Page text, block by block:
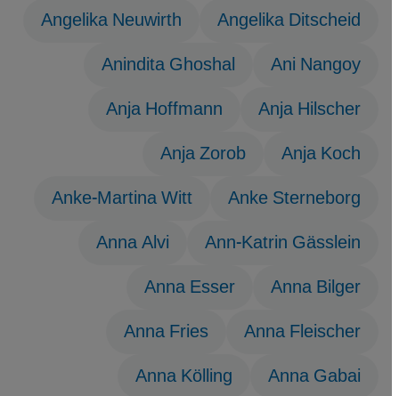
Angelika Ditscheid
Angelika Neuwirth
Ani Nangoy
Anindita Ghoshal
Anja Hilscher
Anja Hoffmann
Anja Koch
Anja Zorob
Anke Sterneborg
Anke-Martina Witt
Ann-Katrin Gässlein
Anna Alvi
Anna Bilger
Anna Esser
Anna Fleischer
Anna Fries
Anna Gabai
Anna Kölling